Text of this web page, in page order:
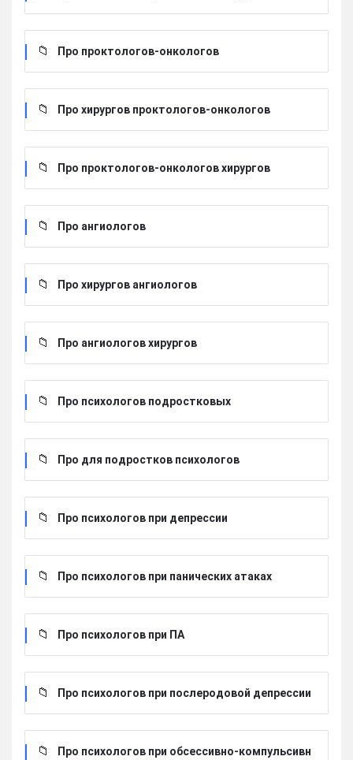
Про проктологов-онкологов
Про хирургов проктологов-онкологов
Про проктологов-онкологов хирургов
Про ангиологов
Про хирургов ангиологов
Про ангиологов хирургов
Про психологов подростковых
Про для подростков психологов
Про психологов при депрессии
Про психологов при панических атаках
Про психологов при ПА
Про психологов при послеродовой депрессии
Про психологов при обсессивно-компульсивн